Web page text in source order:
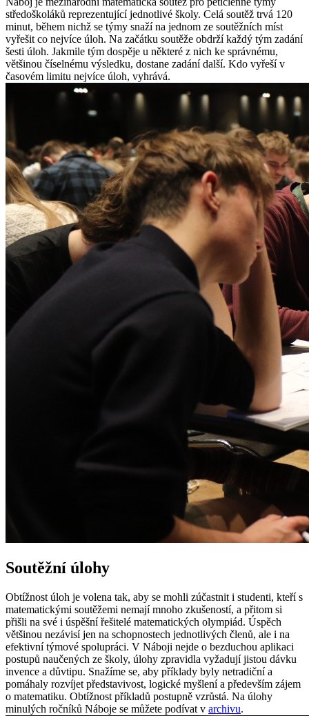
středoškoláků reprezentující jednotlivé školy. Celá soutěž trvá 120
minut, během nichž se týmy snaží na jednom ze soutěžních míst
vyřešit co nejvíce úloh. Na začátku soutěže obdrží každý tým zadání
šesti úloh. Jakmile tým dospěje u některé z nich ke správnému,
většinou číselnému výsledku, dostane zadání další. Kdo vyřeší v
časovém limitu nejvíce úloh, vyhrává.
Soutěžní úlohy
Obtížnost úloh je volena tak, aby se mohli zúčastnit i studenti, kteří s
matematickými soutěžemi nemají mnoho zkušeností, a přitom si
přišli na své i úspěšní řešitelé matematických olympiád. Úspěch
většinou nezávisí jen na schopnostech jednotlivých členů, ale i na
efektivní týmové spolupráci. V Náboji nejde o bezduchou aplikaci
postupů naučených ze školy, úlohy zpravidla vyžadují jistou dávku
invence a důvtipu. Snažíme se, aby příklady byly netradiční a
pomáhaly rozvíjet představivost, logické myšlení a především zájem
o matematiku. Obtížnost příkladů postupně vzrůstá. Na úlohy
minulých ročníků Náboje se můžete podívat v archivu.